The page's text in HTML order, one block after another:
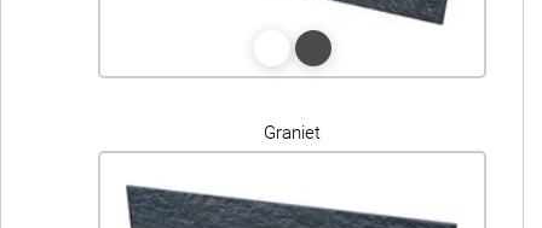
Graniet